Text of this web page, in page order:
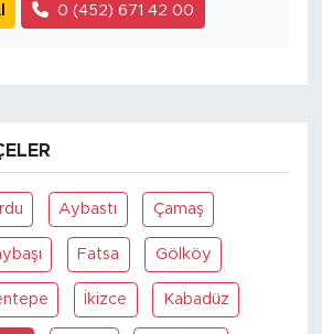
0 (452) 671 42 00
Aybastı Çamaş
Fatsa Gölköy
İkizce Kabadüz